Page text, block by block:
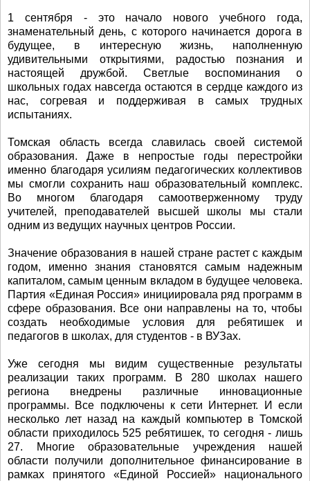
1 сентября - это начало нового учебного года,
знаменательный день, с которого начинается дорога в
будущее, в интересную жизнь, наполненную
удивительными открытиями, радостью познания и
настоящей дружбой. Светлые воспоминания о
школьных годах навсегда остаются в сердце каждого из
нас, согревая и поддерживая в самых трудных
испытаниях.
Томская область всегда славилась своей системой
образования. Даже в непростые годы перестройки
именно благодаря усилиям педагогических коллективов
мы смогли сохранить наш образовательный комплекс.
Во многом благодаря самоотверженному труду
учителей, преподавателей высшей школы мы стали
одним из ведущих научных центров России.
Значение образования в нашей стране растет с каждым
годом, именно знания становятся самым надежным
капиталом, самым ценным вкладом в будущее человека.
Партия «Единая Россия» инициировала ряд программ в
сфере образования. Все они направлены на то, чтобы
создать необходимые условия для ребятишек и
педагогов в школах, для студентов - в ВУЗах.
Уже сегодня мы видим существенные результаты
реализации таких программ. В 280 школах нашего
региона внедрены различные инновационные
программы. Все подключены к сети Интернет. И если
несколько лет назад на каждый компьютер в Томской
области приходилось 525 ребятишек, то сегодня - лишь
27. Многие образовательные учреждения нашей
области получили дополнительное финансирование в
рамках принятого «Единой Россией» национального